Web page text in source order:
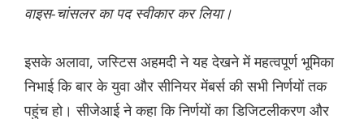
वाइस-चांसलर का पद स्वीकार कर लिया।
इसके अलावा, जस्टिस अहमदी ने यह देखने में महत्वपूर्ण भूमिका
निभाई कि बार के युवा और सीनियर मेंबर्स की सभी निर्णयों तक
पहुंच हो। सीजेआई ने कहा कि निर्णयों का डिजिटलीकरण और